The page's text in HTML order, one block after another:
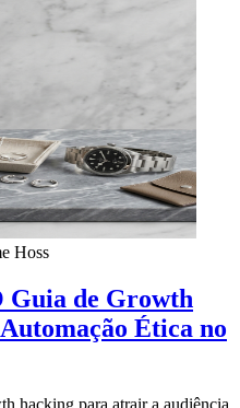
Hoss
Guia de Growth
Ética no
hacking para atrair a audiência